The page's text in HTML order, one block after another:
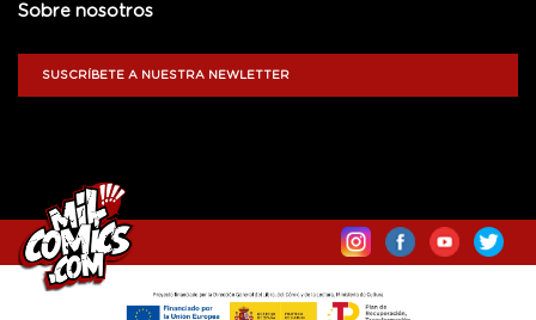
Sobre nosotros
SUSCRÍBETE A NUESTRA NEWLETTER